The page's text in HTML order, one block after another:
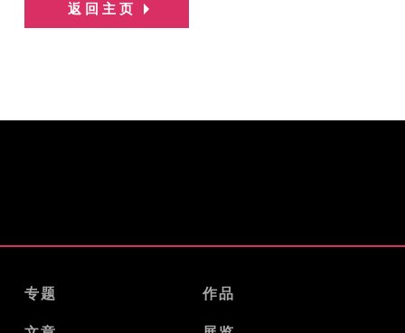
返回主页
专题 作品